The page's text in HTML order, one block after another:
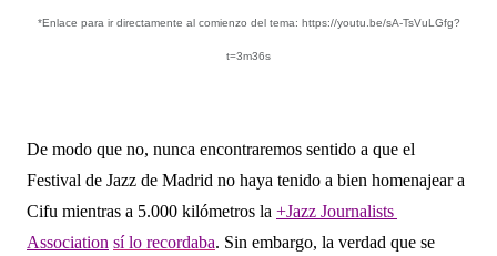
*Enlace para ir directamente al comienzo del tema: https://youtu.be/sA-TsVuLGfg?
t=3m36s
De modo que no, nunca encontraremos sentido a que el
Festival de Jazz de Madrid no haya tenido a bien homenajear a
Cifu mientras a 5.000 kilómetros la +Jazz Journalists
Association sí lo recordaba. Sin embargo, la verdad que se